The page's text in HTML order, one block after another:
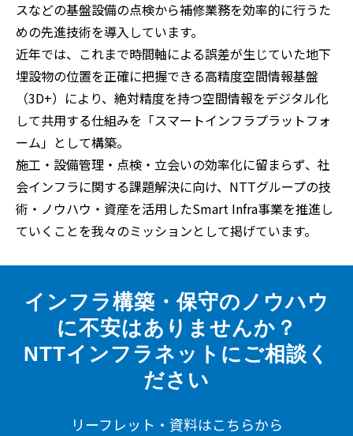
スなどの基盤設備の点検から補修業務を効率的に行うた
めの先進技術を導入しています。
近年では、これまで時間軸による誤差が生じていた地下
埋設物の位置を正確に把握できる高精度空間情報基盤
（3D+）により、絶対精度を持つ空間情報をデジタル化
して共用する仕組みを「スマートインフラプラットフォ
ーム」として構築。
施工・設備管理・点検・立会いの効率化に留まらず、社
会インフラに関する課題解決に向け、NTTグループの技
術・ノウハウ・資産を活用したSmart Infra事業を推進し
ていくことを我々のミッションとして掲げています。
インフラ構築・保守のノウハウ
に不安はありませんか？
NTTインフラネットにご相談く
ださい
リーフレット・資料はこちらから